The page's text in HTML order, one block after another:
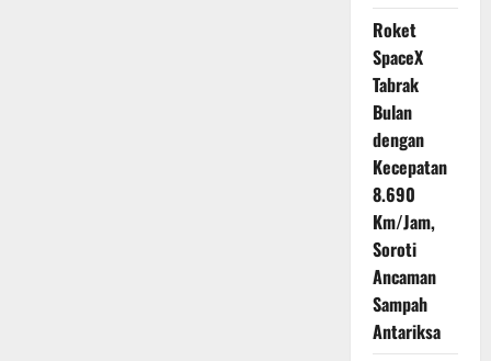
Roket
SpaceX
Tabrak
Bulan
dengan
Kecepatan
8.690
Km/Jam,
Soroti
Ancaman
Sampah
Antariksa